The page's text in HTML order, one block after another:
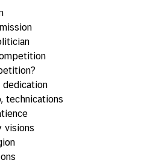
technications
visions